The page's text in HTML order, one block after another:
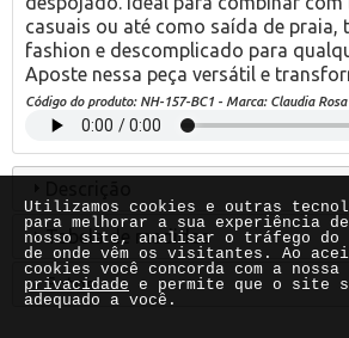
casuais ou até como saída de praia,
fashion e descomplicado para
Aposte nessa peça versátil e
Código do produto: NH-157-BC1 - Marca: Claudia Rosa
Tabela de medidas
Fotos
Utilizamos cookies e outras
para melhorar a sua experiência de
nosso site, analisar o tráfego do
de onde vêm os visitantes. Ao
cookies você concorda com a nossa
privacidade e permite que o site
adequado a você.